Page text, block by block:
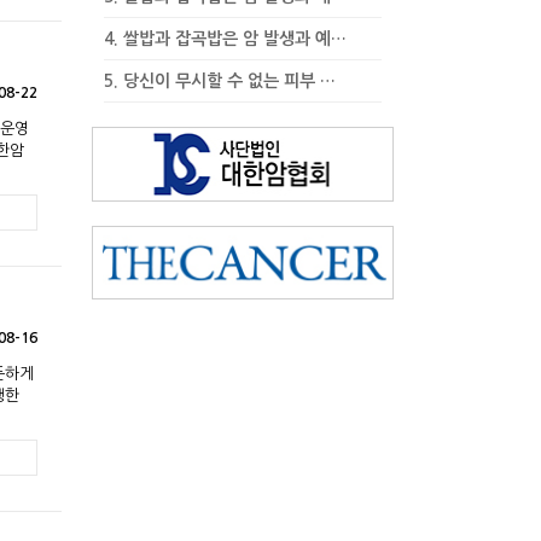
22
영
암
16
게
한
4. 쌀밥과 잡곡밥은 암 발생과 예…
5. 당신이 무시할 수 없는 피부 …